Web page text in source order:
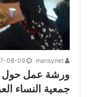
08-09
ورشة عمل حول
جمعية النساء